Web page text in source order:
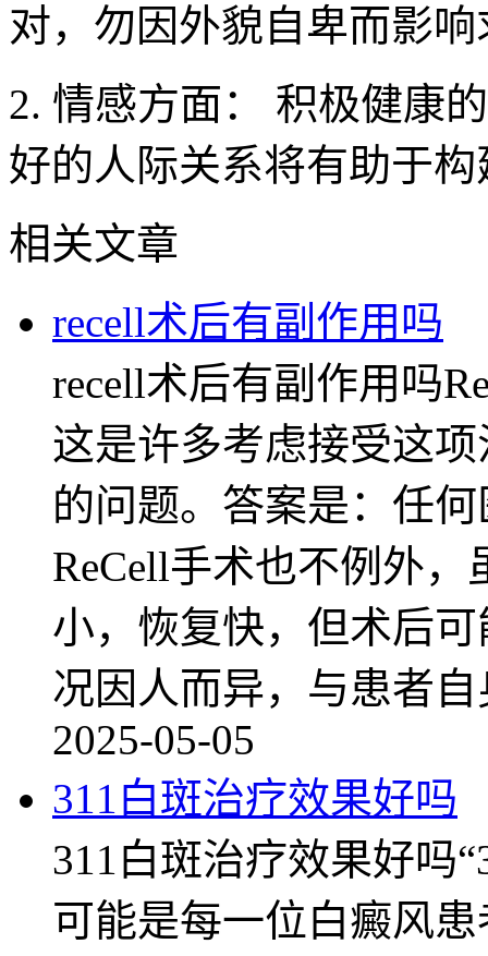
对，勿因外貌自卑而影响
2. 情感方面： 积极健康
好的人际关系将有助于
相关文章
recell术后有副作用吗
recell术后有副作用吗
这是许多考虑接受这
的问题。答案是：任
ReCell手术也不例外
小，恢复快，但术后
况因人而异，与患者
2025-05-05
311白斑治疗效果好吗
311白斑治疗效果好吗
可能是每一位白癜风